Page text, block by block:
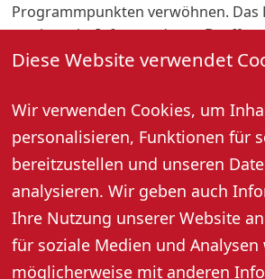
Diese Website verwendet
Wir verwenden Cookies, um
personalisieren, Funktionen für
bereitzustellen und unseren
analysieren. Wir geben auch
Ihre Nutzung unserer Website
für soziale Medien und Analysen
möglicherweise mit anderen
Programmpunkten verwöhnen. Das
sowie mehr Infos rund ums
www.dorffest-zusenhofen.de.
Der Festbeginn ist am Samstag um
traditionelle Fassanstich wird um
Wir freuen uns auf Ihren Besuch!
Vereinsgemeinschaft Zusenhofen
„Förderverein Dorfgemeinschaft